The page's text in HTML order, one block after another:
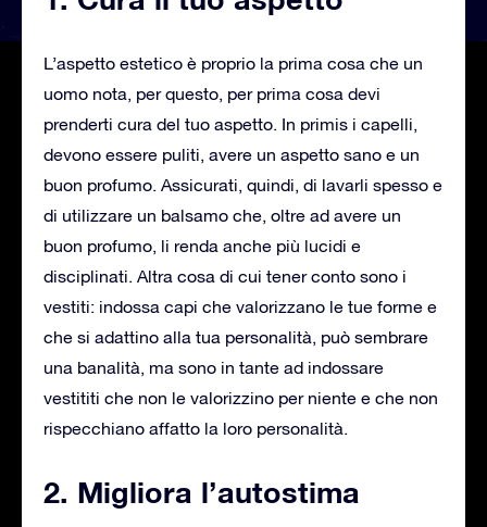
L’aspetto estetico è proprio la prima cosa che un
uomo nota, per questo, per prima cosa devi
prenderti cura del tuo aspetto. In primis i capelli,
devono essere puliti, avere un aspetto sano e un
buon profumo. Assicurati, quindi, di lavarli spesso e
di utilizzare un balsamo che, oltre ad avere un
buon profumo, li renda anche più lucidi e
disciplinati. Altra cosa di cui tener conto sono i
vestiti: indossa capi che valorizzano le tue forme e
che si adattino alla tua personalità, può sembrare
una banalità, ma sono in tante ad indossare
vestititi che non le valorizzino per niente e che non
rispecchiano affatto la loro personalità.
2. Migliora l’autostima